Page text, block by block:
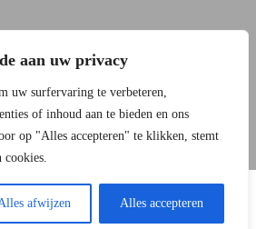
aan uw privacy
uw surfervaring te verbeteren,
of inhoud aan te bieden en ons
op "Alles accepteren" te klikken, stemt
cookies.
afwijzen Alles accepteren